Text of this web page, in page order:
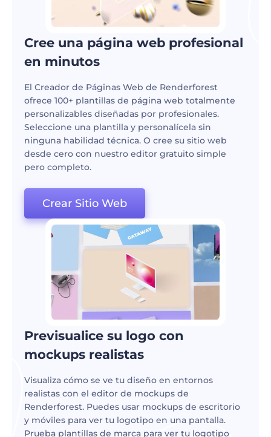
Cree una página web profesional
en minutos
El Creador de Páginas Web de Renderforest
ofrece 100+ plantillas de página web totalmente
personalizables diseñadas por profesionales.
Seleccione una plantilla y personalícela sin
ninguna habilidad técnica. O cree su sitio web
desde cero con nuestro editor gratuito simple
pero completo.
Crear Sitio Web
Previsualice su logo con
mockups realistas
Visualiza cómo se ve tu diseño en entornos
realistas con el editor de mockups de
Renderforest. Puedes usar mockups de escritorio
y móviles para ver tu logotipo en una pantalla.
Prueba plantillas de marca para ver tu logotipo